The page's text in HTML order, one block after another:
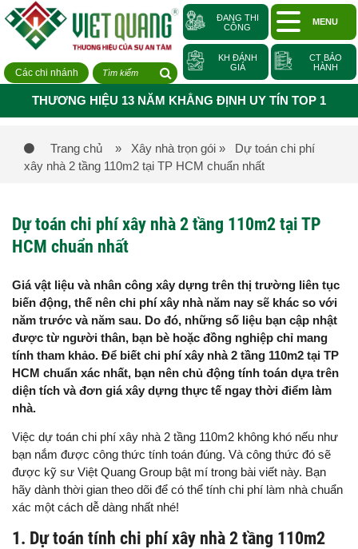
Các chi nhánh
ĐANG THI
CÔNG
MENU
KH ĐÁNH
GIÁ
CT BẢO
HÀNH
THƯƠNG HIỆU 13 NĂM KHẲNG ĐỊNH UY TÍN TOP 1
Trang chủ » Xây nhà trọn gói » Dự toán chi phí
xây nhà 2 tầng 110m2 tại TP HCM chuẩn nhất
Dự toán chi phí xây nhà 2 tầng 110m2 tại TP
HCM chuẩn nhất
Giá vật liệu và nhân công xây dựng trên thị trường liên tục
biến động, thế nên chi phí xây nhà năm nay sẽ khác so với
năm trước và năm sau. Do đó, những số liệu bạn cập nhật
được từ người thân, bạn bè hoặc đồng nghiệp chỉ mang
tính tham khảo. Để biết chi phí xây nhà 2 tầng 110m2 tại TP
HCM chuẩn xác nhất, bạn nên chủ động tính toán dựa trên
diện tích và đơn giá xây dựng thực tế ngay thời điểm làm
nhà.
Việc dự toán chi phí xây nhà 2 tầng 110m2 không khó nếu như
bạn nắm được công thức tính toán đúng. Và công thức đó sẽ
được kỹ sư Việt Quang Group bật mí trong bài viết này. Bạn
hãy dành thời gian theo dõi để có thể tính chi phí làm nhà chuẩn
xác một cách dễ dàng nhất nhé!
1. Dự toán tính chi phí xây nhà 2 tầng 110m2